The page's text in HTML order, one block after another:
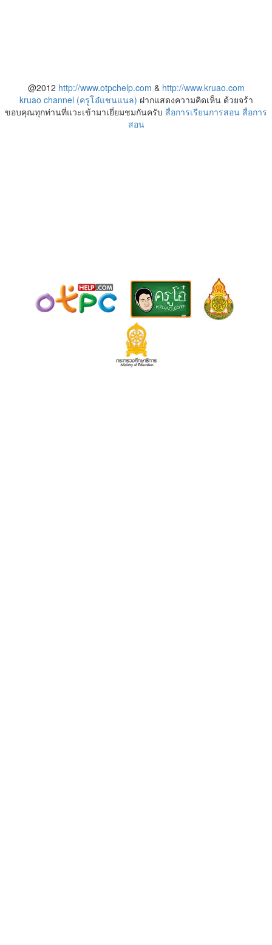
@2012 http://www.otpchelp.com & http://www.kruao.com
kruao channel (ครูโอ๋แชนแนล) ฝากแสดงความคิดเห็น ด้วยจร้า
ขอบคุณทุกท่านที่แวะเข้ามาเยี่ยมชมกันครับ สื่อการเรียนการสอน สื่อการ
สอน